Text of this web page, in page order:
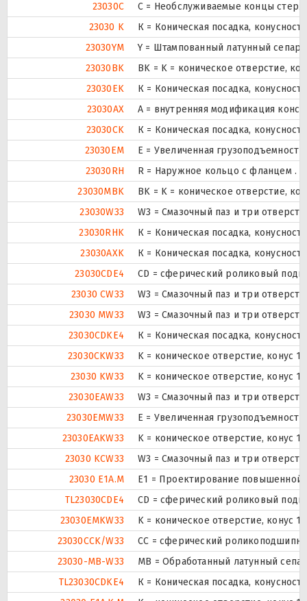
23030C
С = Необслуживаемые концы
23030 K
К = Коническая посадка,
23030YM
Y = Штампованный латунный
23030BK
BK = K = коническое отверстие,
23030EK
К = Коническая посадка,
23030AX
A = внутренняя модификация
23030CK
К = Коническая посадка,
23030EM
E = Увеличенная
23030RH
R = Наружное кольцо с фланцем .
23030MBK
BK = K = коническое отверстие,
23030W33
W3 = Смазочный паз и три
23030RHK
К = Коническая посадка,
23030AXK
К = Коническая посадка,
23030CDE4
CD = сферический роликовый
23030 CW33
W3 = Смазочный паз и три
23030 MW33
W3 = Смазочный паз и три
23030CDKE4
К = Коническая посадка,
23030CKW33
K = коническое отверстие, конус
23030 KW33
K = коническое отверстие, конус
23030EAW33
W3 = Смазочный паз и три
23030EMW33
E = Увеличенная
23030EAKW33
K = коническое отверстие, конус
23030 KCW33
W3 = Смазочный паз и три
23030 E1A.M
E1 = Проектирование повышенной
TL23030CDE4
CD = сферический роликовый
23030EMKW33
K = коническое отверстие, конус
23030CCK/W33
CC = сферический
23030-MB-W33
MB = Обработанный латунный
TL23030CDKE4
К = Коническая посадка,